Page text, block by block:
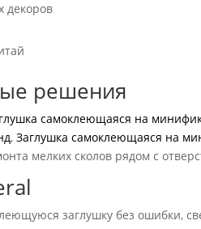
декоров
решения
самоклеющаяся на
,Заглушка самоклеющаяся на
мелких сколов рядом с
заглушку без ошибки,